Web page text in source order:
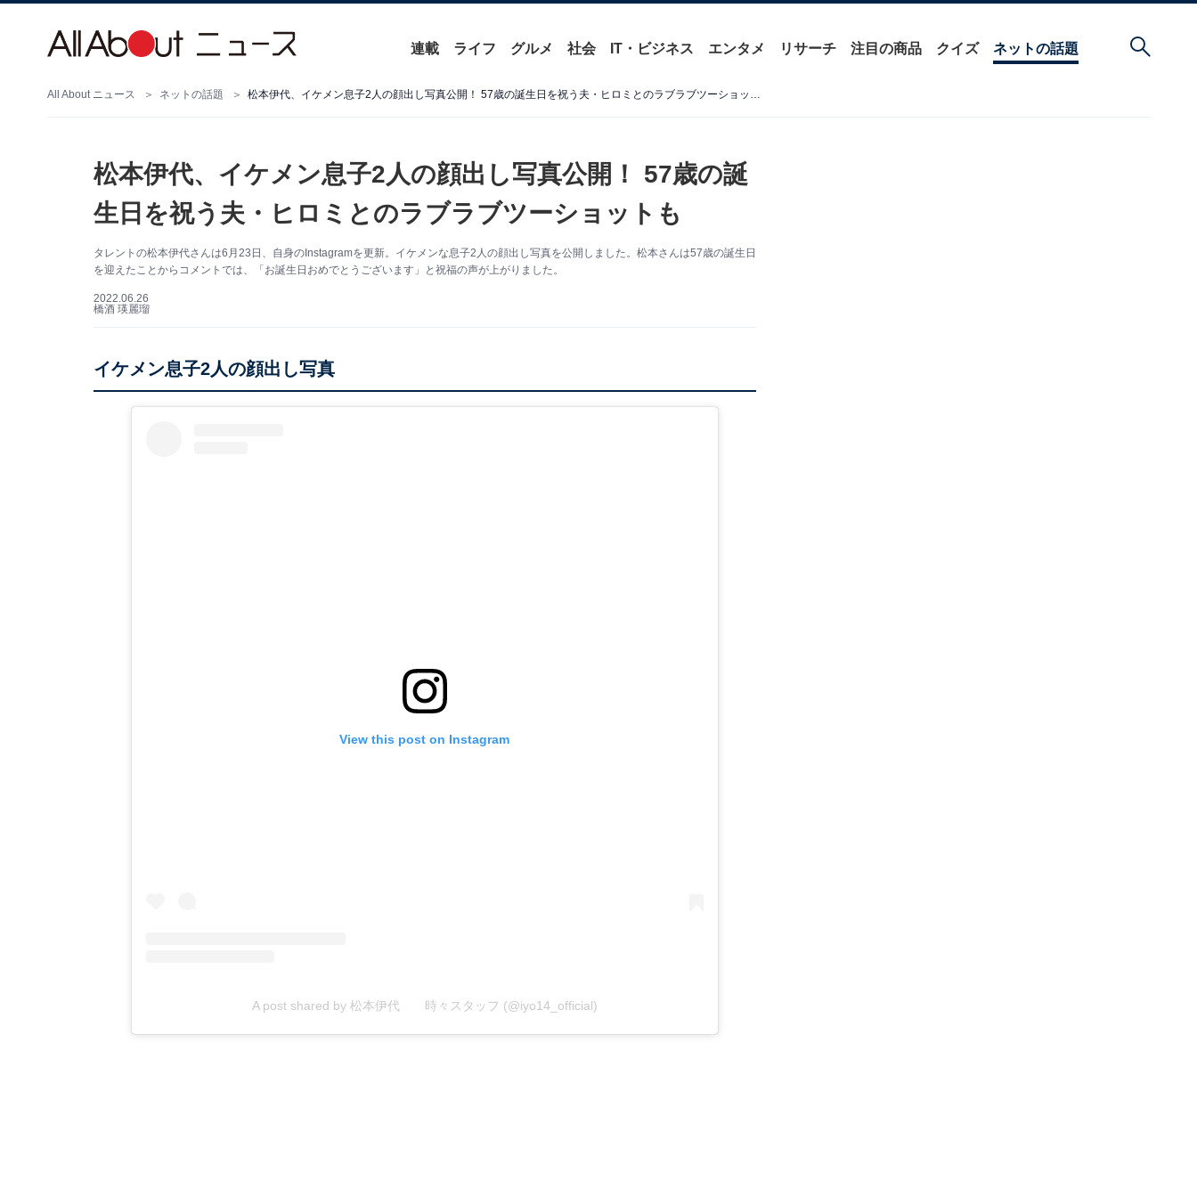
連載 ライフ グルメ 社会 IT・ビジネス エンタメ リサーチ 注目の商品 クイズ ネットの話題
All About ニュース ネットの話題 松本伊代、イケメン息子2人の顔出し写真公開！ 57歳の誕生日を祝う夫・ヒロミとのラブラブツーショットも
松本伊代、イケメン息子2人の顔出し写真公開！ 57歳の誕
生日を祝う夫・ヒロミとのラブラブツーショットも
タレントの松本伊代さんは6月23日、自身のInstagramを更新。イケメンな息子2人の顔出し写真を公開しました。松本さんは57歳の誕生日
を迎えたことからコメントでは、「お誕生日おめでとうございます」と祝福の声が上がりました。
2022.06.26
橋酒 瑛麗瑠
イケメン息子2人の顔出し写真
View this post on Instagram
A post shared by 松本伊代 時々スタッフ (@iyo14_official)